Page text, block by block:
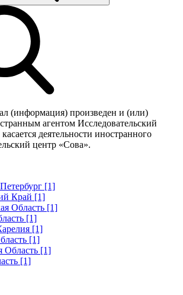
(информация) произведен и (или)
агентом Исследовательский
деятельности иностранного
центр «Сова».
[1]
Край [1]
Область [1]
[1]
[1]
[1]
Область [1]
[1]